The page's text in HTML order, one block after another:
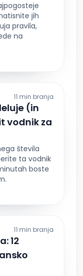
jih
pravila,
na
11 min branja
(in
vodnik za
števila
ta vodnik
boste
11 min branja
12